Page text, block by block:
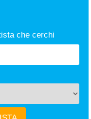
che cerchi